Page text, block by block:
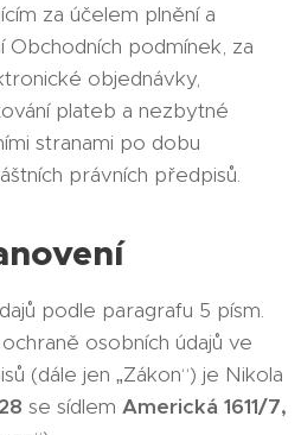
za účelem plnění a
podmínek, za
objednávky,
plateb a nezbytné
stranami po dobu
právních předpisů.
podle paragrafu 5 písm.
osobních údajů ve
(dále jen „Zákon“) je Nikola
se sídlem Americká 1611/7,